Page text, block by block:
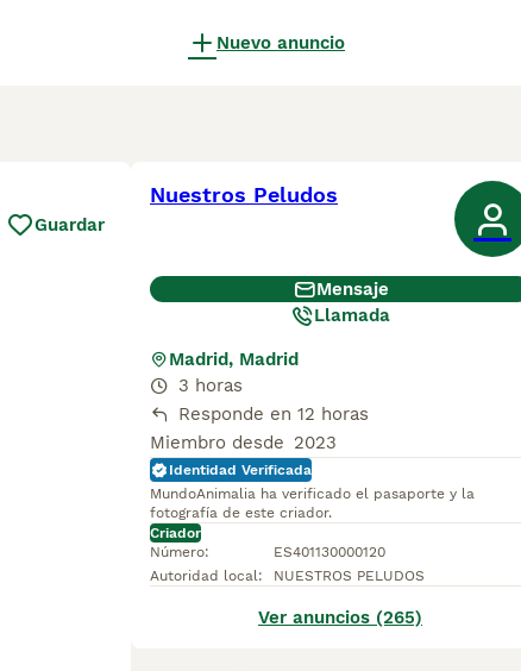
Nuevo anuncio
Guardar
Nuestros Peludos
Mensaje
Llamada
Madrid, Madrid
3 horas
Responde en 12 horas
Miembro desde 2023
Identidad Verificada
MundoAnimalia ha verificado el pasaporte y la
fotografía de este criador.
Criador
Número:
ES401130000120
Autoridad local: NUESTROS PELUDOS
Ver anuncios (265)